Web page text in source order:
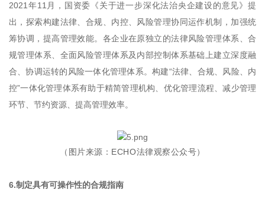
2021年11月，国资委《关于进一步深化法治央企建设的意见》提
出，探索构建法律、合规、内控、风险管理协同运作机制，加强统
筹协调，提高管理效能。各企业在原独立的法律风险管理体系、合
规管理体系、全面风险管理体系及内部控制体系基础上建立深度融
合、协调运转的风险一体化管理体系。构建“法律、合规、风险、内
控”一体化管理体系有助于精简管理机构、优化管理流程、减少管理
环节、节约资源、提高管理效率。
（图片来源：ECHO法律观察公众号）
6.制定具有可操作性的合规指南